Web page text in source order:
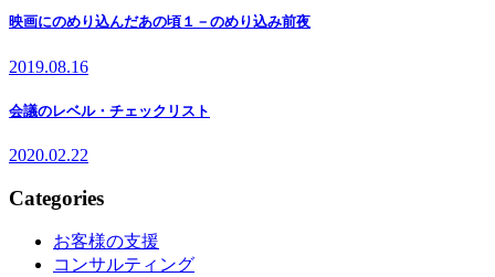
映画にのめり込んだあの頃１－のめり込み前夜
2019.08.16
会議のレベル・チェックリスト
2020.02.22
Categories
お客様の支援
コンサルティング